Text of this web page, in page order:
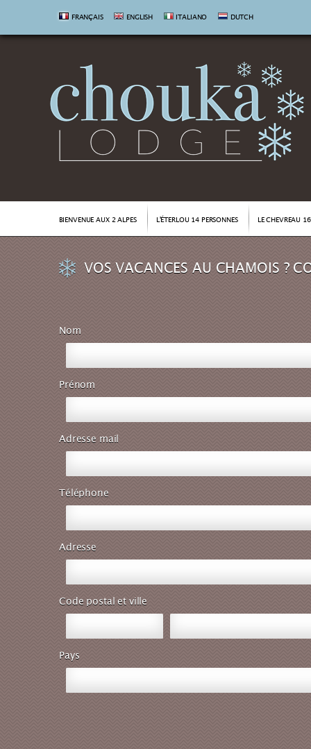
FRANÇAIS ENGLISH ITALIANO DUTCH
BIENVENUE AUX 2 ALPES L'ÉTERLOU 14 PERSONNES LE CHEVREAU
VOS VACANCES AU CHAMOIS ?
Nom
Prénom
Adresse mail
Téléphone
Adresse
Code postal et ville
Pays